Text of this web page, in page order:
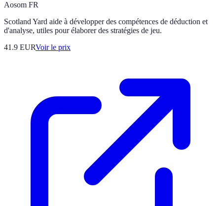
Aosom FR
Scotland Yard aide à développer des compétences de déduction et
d'analyse, utiles pour élaborer des stratégies de jeu.
41.9 EURVoir le prix